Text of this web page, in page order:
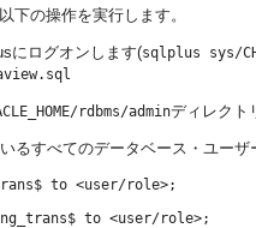
下の操作を実行します。
にログオンします(sqlplus sys/
rdbms/adminディレクト
るすべてのデータベース・ユー
to <user/role>;
to <user/role>;